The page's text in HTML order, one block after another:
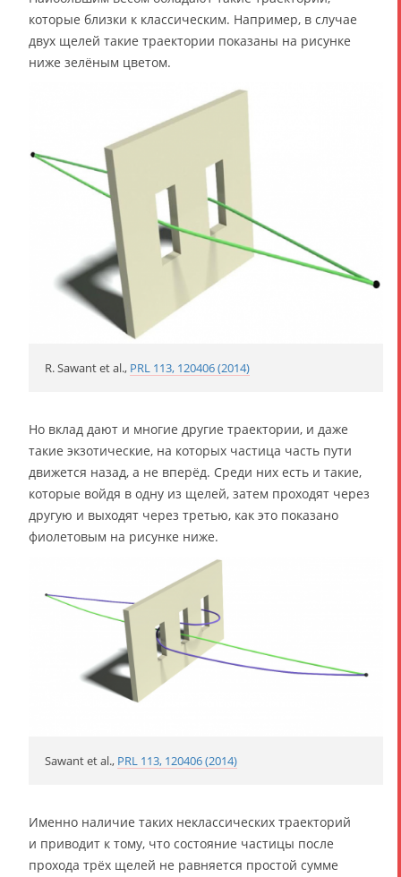
которые близки к классическим. Например, в случае
двух щелей такие траектории показаны на рисунке
ниже зелёным цветом.
R. Sawant et al., PRL 113, 120406 (2014)
Но вклад дают и многие другие траектории, и даже
такие экзотические, на которых частица часть пути
движется назад, а не вперёд. Среди них есть и такие,
которые войдя в одну из щелей, затем проходят через
другую и выходят через третью, как это показано
фиолетовым на рисунке ниже.
Sawant et al., PRL 113, 120406 (2014)
Именно наличие таких неклассических траекторий
и приводит к тому, что состояние частицы после
прохода трёх щелей не равняется простой сумме